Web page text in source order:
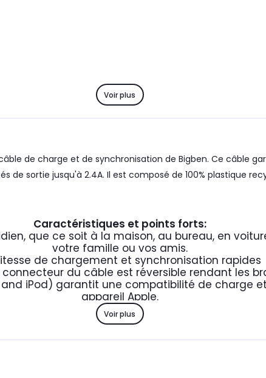
Voir plus
de charge et de synchronisation de Bigben. Ce câble
de sortie jusqu'à 2.4A. Il est composé de 100% plastique
Caractéristiques et points forts:
que ce soit à la maison, au bureau, en
votre famille ou vos amis.
de chargement et synchronisation rapides
du câble est réversible rendant les
and iPod) garantit une compatibilité de charge
appareil Apple.
Voir plus